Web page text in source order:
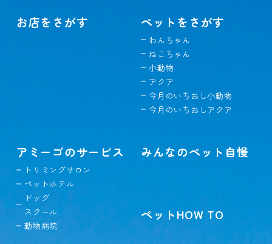
お店をさがす ペットをさがす
わんちゃん
ねこちゃん
小動物
アクア
今月のいちおし小動物
今月のいちおしアクア
アミーゴのサービス
トリミングサロン
ペットホテル
ドッグ
スクール
動物病院
みんなのペット自慢
ペットHOW TO